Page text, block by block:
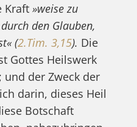
Kraft »weise zu
den Glauben,
(2.Tim. 3,15). Die
Gottes Heilswerk
und der Zweck der
darin, dieses Heil
Botschaft